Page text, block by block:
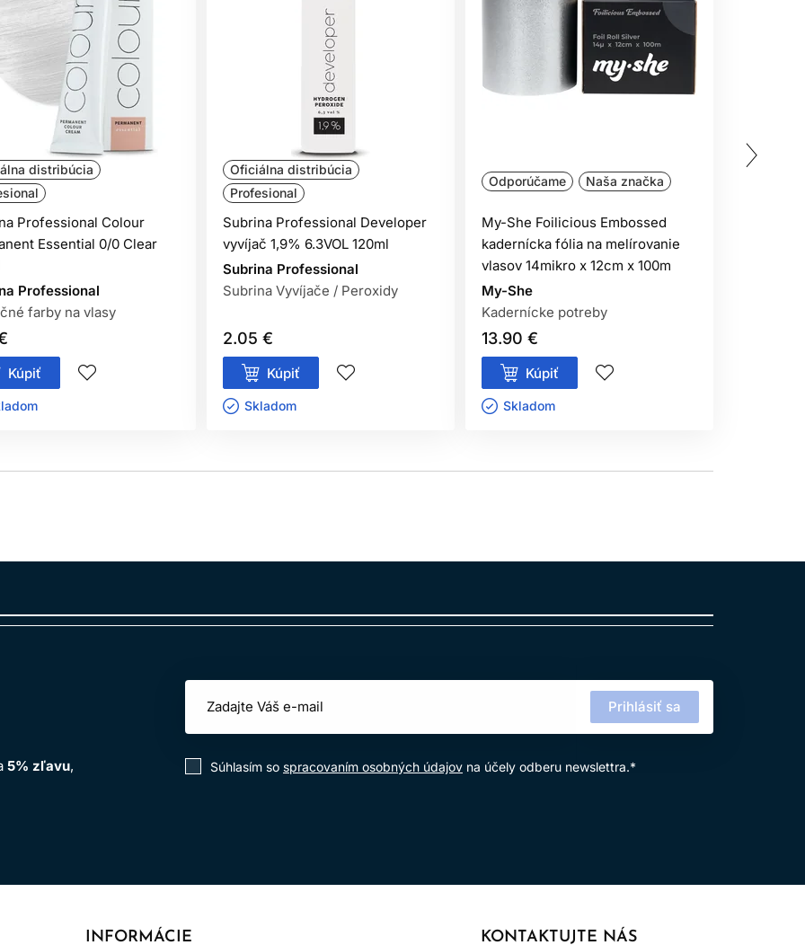
farby:
o 70%.
distribúcia
Professional Colour
Essential 0/0 Clear
Professional
farby na vlasy
Kúpiť
ㅤ
Oficiálna distribúcia
Profesional
Subrina Professional Developer
vyvíjač 1,9% 6.3VOL 120ml
Subrina Professional
Subrina Vyvíjače / Peroxidy
2.05 €
Kúpiť
Skladom ㅤ
Odporúčame Naša značka
My-She Foilicious Embossed
kadernícka fólia na melírovanie
vlasov 14mikro x 12cm x 100m
My-She
Kadernícke potreby
13.90 €
Kúpiť
Skladom ㅤ
5% zľavu,
Prihlásiť sa
Súhlasím so spracovaním osobných údajov na účely odberu newslettra.*
KONTAKTUJTE NÁS
INFORMÁCIE